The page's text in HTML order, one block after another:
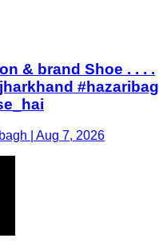
& brand Shoe . . . .
#hazaribag
| Aug 7, 2026